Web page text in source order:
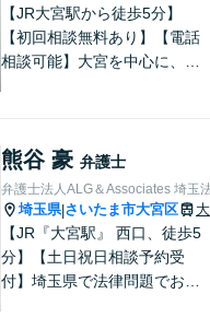
【JR大宮駅から徒歩5分】
【初回相談無料あり】【電話
相談可能】大宮を中心に、さ
市、所沢市等の方々からご相
談いただいております。
熊谷 豪 弁護士
弁護士法人ALG＆Associates 埼玉
埼玉県|さいたま市大宮区
【JR『大宮駅』 西口、徒歩5
分】【土日祝日相談予約受
付】埼玉県で法律問題でお困